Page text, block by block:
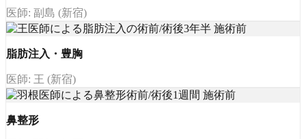
医師: 副島 (新宿)
脂肪注入・豊胸
医師: 王 (新宿)
鼻整形